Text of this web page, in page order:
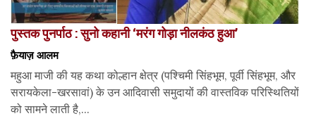
पुस्तक पुनर्पाठ : सुनो कहानी ‘मरंग गोड़ा नीलकंठ हुआ’
फ़ैयाज़ आलम
महुआ माजी की यह कथा कोल्हान क्षेत्र (पश्चिमी सिंहभूम, पूर्वी सिंहभूम, और
सरायकेला-खरसावां) के उन आदिवासी समुदायों की वास्तविक परिस्थितियों
को सामने लाती है,...